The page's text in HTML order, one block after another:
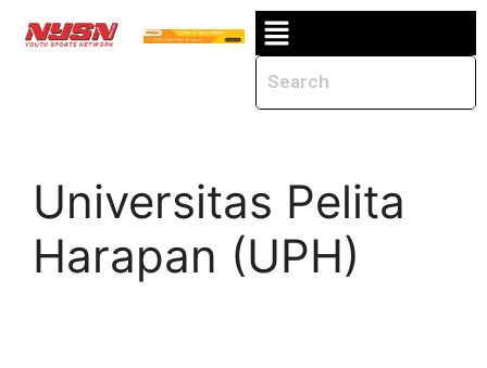
Universitas Pelita
Harapan (UPH)